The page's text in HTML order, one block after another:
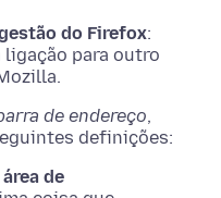
do Firefox:
para outro
de endereço,
definições:
de